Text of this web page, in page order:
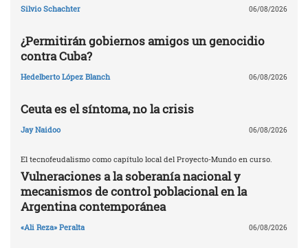
Silvio Schachter 06/08/2026
¿Permitirán gobiernos amigos un genocidio
contra Cuba?
Hedelberto López Blanch 06/08/2026
Ceuta es el síntoma, no la crisis
Jay Naidoo 06/08/2026
El tecnofeudalismo como capítulo local del Proyecto-Mundo en curso.
Vulneraciones a la soberanía nacional y
mecanismos de control poblacional en la
Argentina contemporánea
«Ali Reza» Peralta 06/08/2026